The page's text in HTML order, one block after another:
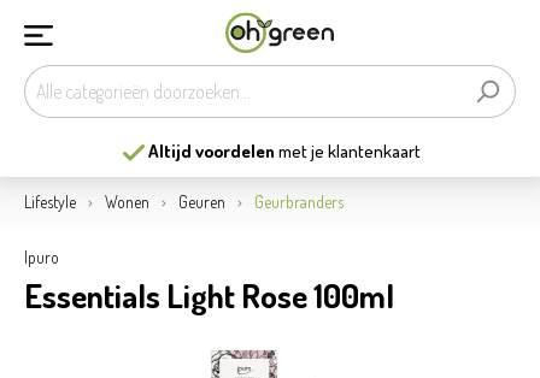
Altijd voordelen met je klantenkaart
Lifestyle Wonen Geuren Geurbranders
Ipuro
Essentials Light Rose 100ml